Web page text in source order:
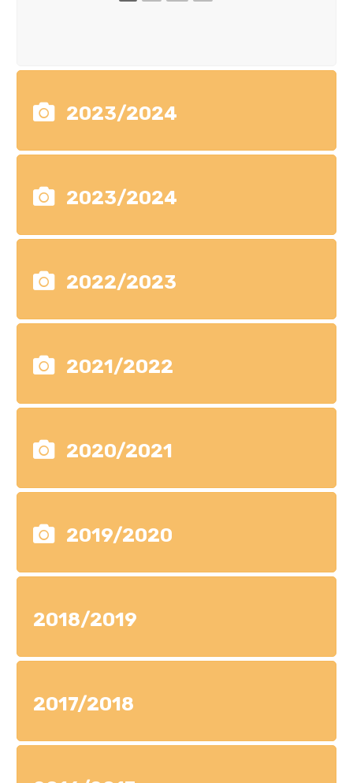
2023/2024
2023/2024
2022/2023
2021/2022
2020/2021
2019/2020
2018/2019
2017/2018